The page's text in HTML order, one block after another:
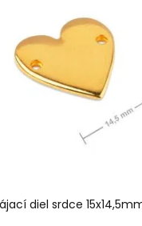
diel srdce